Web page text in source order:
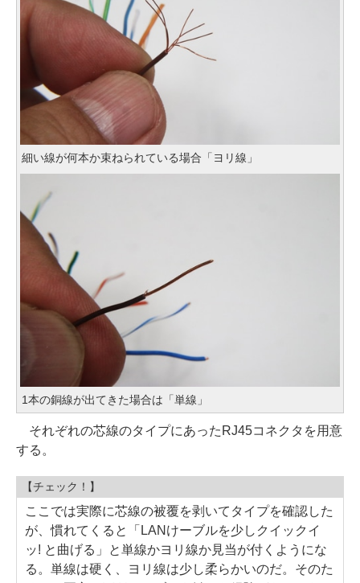
細い線が何本か束ねられている場合「ヨリ線」
1本の銅線が出てきた場合は「単線」
それぞれの芯線のタイプにあったRJ45コネクタを用意
する。
【チェック！】
ここでは実際に芯線の被覆を剥いてタイプを確認した
が、慣れてくると「LANけーブルを少しクイックイ
ッ! と曲げる」と単線かヨリ線か見当が付くようにな
る。単線は硬く、ヨリ線は少し柔らかいのだ。そのた